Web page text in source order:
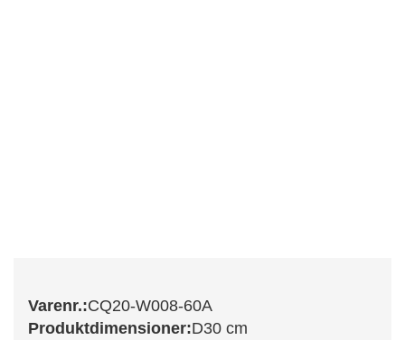
Varenr.:CQ20-W008-60A
Produktdimensioner:D30 cm